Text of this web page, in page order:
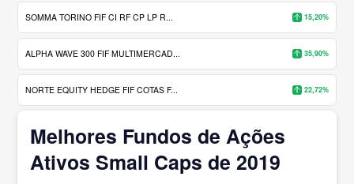
SOMMA TORINO FIF CI RF CP LP R... 15,20%
ALPHA WAVE 300 FIF MULTIMERCAD... 35,90%
NORTE EQUITY HEDGE FIF COTAS F... 22,72%
Melhores Fundos de Ações
Ativos Small Caps de 2019